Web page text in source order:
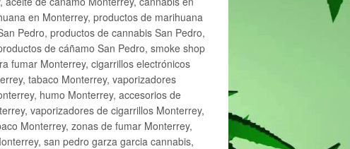
en Monterrey, productos de marihuana
Pedro, productos de cannabis San Pedro,
de cáñamo San Pedro, smoke shop
fumar Monterrey, cigarrillos electrónicos
tabaco Monterrey, vaporizadores
humo Monterrey, accesorios de
vaporizadores de cigarrillos Monterrey,
Monterrey, zonas de fumar Monterrey,
san pedro garza garcia cannabis,